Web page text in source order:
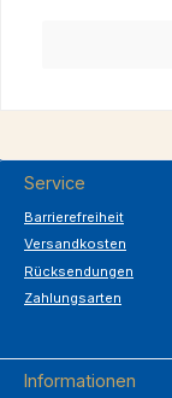
Service
Barrierefreiheit
Versandkosten
Rücksendungen
Zahlungsarten
Informationen